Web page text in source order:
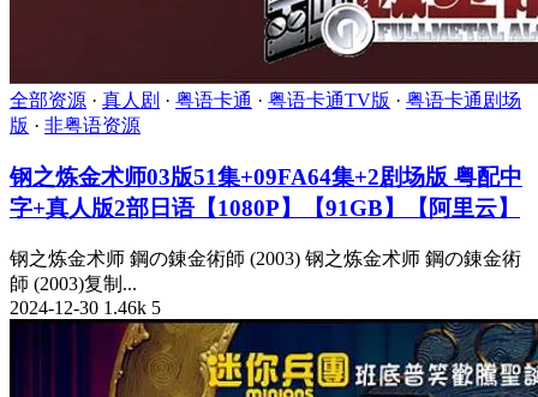
全部资源 · 真人剧 · 粤语卡通 · 粤语卡通TV版 · 粤语卡通剧场
版 · 非粤语资源
钢之炼金术师03版51集+09FA64集+2剧场版 粤配中
字+真人版2部日语【1080P】【91GB】【阿里云】
钢之炼金术师 鋼の錬金術師 (2003) 钢之炼金术师 鋼の錬金術
師 (2003)复制...
2024-12-30 1.46k 5